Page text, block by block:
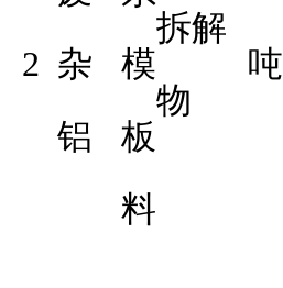
2 杂
铝
模
板
料
拆解
物
吨